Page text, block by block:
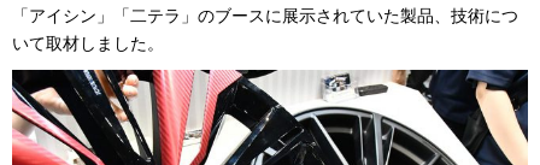
「アイシン」「二テラ」のブースに展示されていた製品、技術につ
いて取材しました。